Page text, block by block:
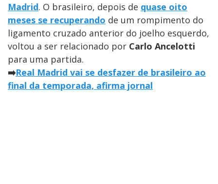
Madrid. O brasileiro, depois de quase oito
meses se recuperando de um rompimento do
ligamento cruzado anterior do joelho esquerdo,
voltou a ser relacionado por Carlo Ancelotti
para uma partida.
➡️Real Madrid vai se desfazer de brasileiro ao
final da temporada, afirma jornal